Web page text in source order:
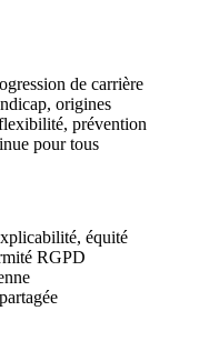
de carrière
origines
prévention
pour tous
équité
RGPD